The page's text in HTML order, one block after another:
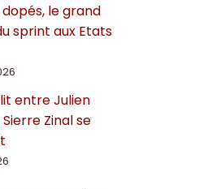
le grand
sprint aux Etats
entre Julien
Zinal se